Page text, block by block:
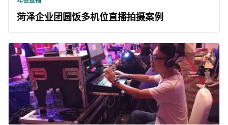
菏泽企业团圆饭多机位直播拍摄案例